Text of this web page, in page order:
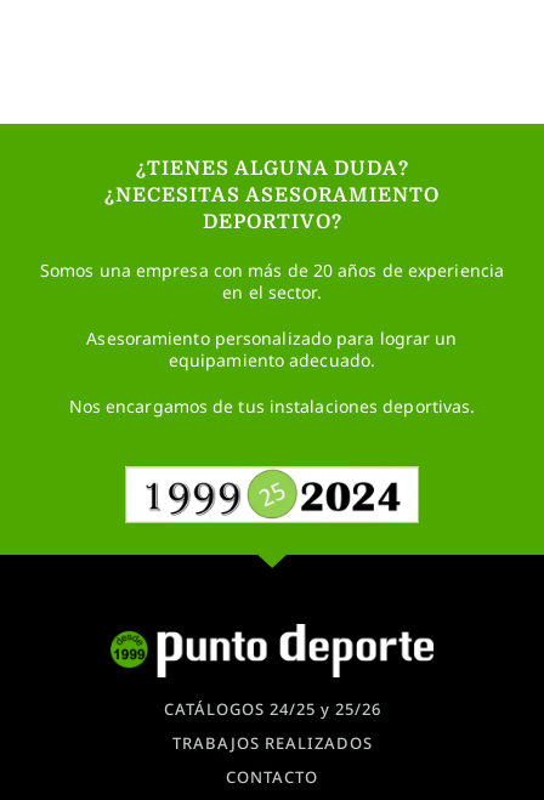
¿TIENES ALGUNA DUDA?
¿NECESITAS ASESORAMIENTO
DEPORTIVO?
Somos una empresa con más de 20 años de experiencia
en el sector.
Asesoramiento personalizado para lograr un
equipamiento adecuado.
Nos encargamos de tus instalaciones deportivas.
CATÁLOGOS 24/25 y 25/26
TRABAJOS REALIZADOS
CONTACTO